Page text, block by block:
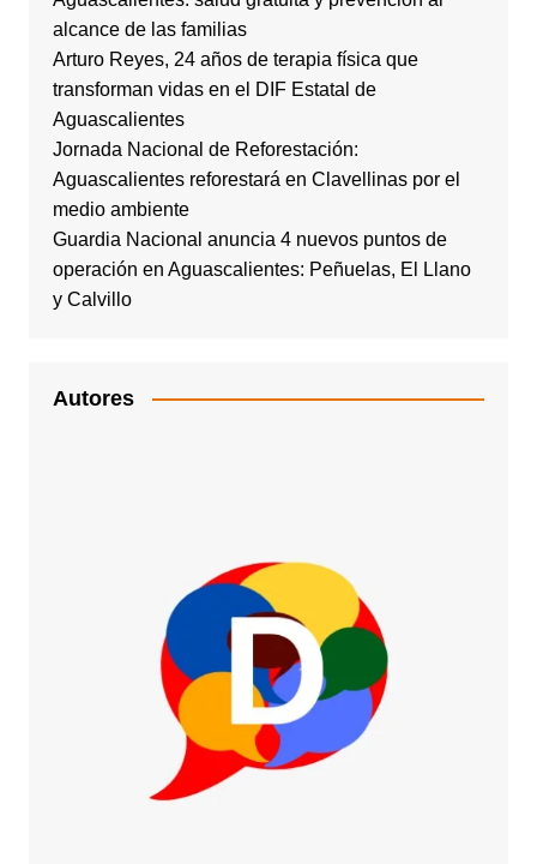
alcance de las familias
Arturo Reyes, 24 años de terapia física que
transforman vidas en el DIF Estatal de
Aguascalientes
Jornada Nacional de Reforestación:
Aguascalientes reforestará en Clavellinas por el
medio ambiente
Guardia Nacional anuncia 4 nuevos puntos de
operación en Aguascalientes: Peñuelas, El Llano
y Calvillo
Autores